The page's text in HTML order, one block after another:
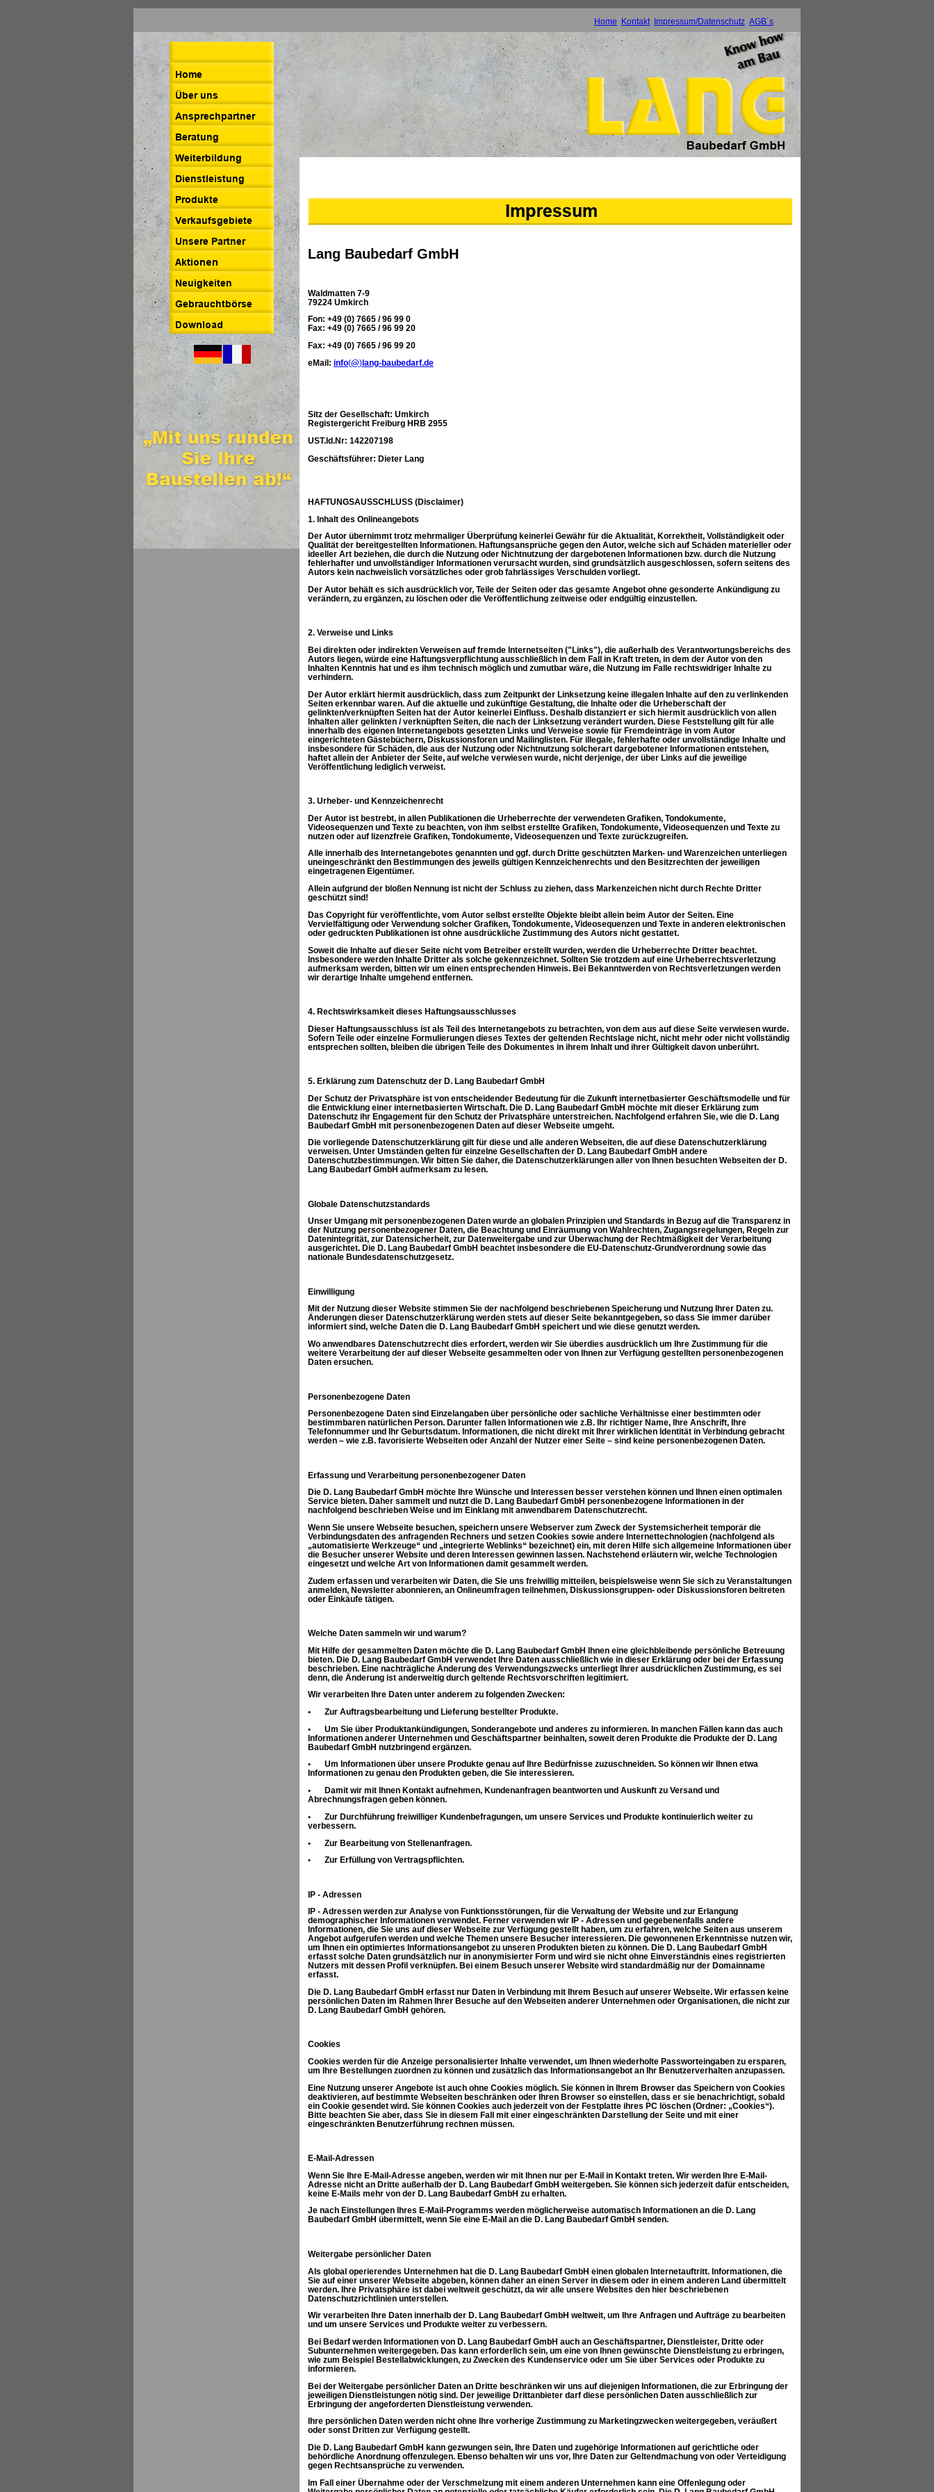
Home Kontakt Impressum/Datenschutz AGB´s
Lang Baubedarf GmbH
Waldmatten 7-9
79224 Umkirch
Fon: +49 (0) 7665 / 96 99 0
Fax: +49 (0) 7665 / 96 99 20
Fax: +49 (0) 7665 / 96 99 20
eMail: info(@)lang-baubedarf.de
Sitz der Gesellschaft: Umkirch
Registergericht Freiburg HRB 2955
UST.Id.Nr: 142207198
Geschäftsführer: Dieter Lang
HAFTUNGSAUSSCHLUSS (Disclaimer)
1. Inhalt des Onlineangebots
Der Autor übernimmt trotz mehrmaliger Überprüfung keinerlei Gewähr für die Aktualität, Korrektheit, Vollständigkeit oder
Qualität der bereitgestellten Informationen. Haftungsansprüche gegen den Autor, welche sich auf Schäden materieller oder
ideeller Art beziehen, die durch die Nutzung oder Nichtnutzung der dargebotenen Informationen bzw. durch die Nutzung
fehlerhafter und unvollständiger Informationen verursacht wurden, sind grundsätzlich ausgeschlossen, sofern seitens des
Autors kein nachweislich vorsätzliches oder grob fahrlässiges Verschulden vorliegt.
Der Autor behält es sich ausdrücklich vor, Teile der Seiten oder das gesamte Angebot ohne gesonderte Ankündigung zu
verändern, zu ergänzen, zu löschen oder die Veröffentlichung zeitweise oder endgültig einzustellen.
2. Verweise und Links
Bei direkten oder indirekten Verweisen auf fremde Internetseiten ("Links"), die außerhalb des Verantwortungsbereichs des
Autors liegen, würde eine Haftungsverpflichtung ausschließlich in dem Fall in Kraft treten, in dem der Autor von den
Inhalten Kenntnis hat und es ihm technisch möglich und zumutbar wäre, die Nutzung im Falle rechtswidriger Inhalte zu
verhindern.
Der Autor erklärt hiermit ausdrücklich, dass zum Zeitpunkt der Linksetzung keine illegalen Inhalte auf den zu verlinkenden
Seiten erkennbar waren. Auf die aktuelle und zukünftige Gestaltung, die Inhalte oder die Urheberschaft der
gelinkten/verknüpften Seiten hat der Autor keinerlei Einfluss. Deshalb distanziert er sich hiermit ausdrücklich von allen
Inhalten aller gelinkten / verknüpften Seiten, die nach der Linksetzung verändert wurden. Diese Feststellung gilt für alle
innerhalb des eigenen Internetangebots gesetzten Links und Verweise sowie für Fremdeinträge in vom Autor
eingerichteten Gästebüchern, Diskussionsforen und Mailinglisten. Für illegale, fehlerhafte oder unvollständige Inhalte und
insbesondere für Schäden, die aus der Nutzung oder Nichtnutzung solcherart dargebotener Informationen entstehen,
haftet allein der Anbieter der Seite, auf welche verwiesen wurde, nicht derjenige, der über Links auf die jeweilige
Veröffentlichung lediglich verweist.
3. Urheber- und Kennzeichenrecht
Der Autor ist bestrebt, in allen Publikationen die Urheberrechte der verwendeten Grafiken, Tondokumente,
Videosequenzen und Texte zu beachten, von ihm selbst erstellte Grafiken, Tondokumente, Videosequenzen und Texte zu
nutzen oder auf lizenzfreie Grafiken, Tondokumente, Videosequenzen und Texte zurückzugreifen.
Alle innerhalb des Internetangebotes genannten und ggf. durch Dritte geschützten Marken- und Warenzeichen unterliegen
uneingeschränkt den Bestimmungen des jeweils gültigen Kennzeichenrechts und den Besitzrechten der jeweiligen
eingetragenen Eigentümer.
Allein aufgrund der bloßen Nennung ist nicht der Schluss zu ziehen, dass Markenzeichen nicht durch Rechte Dritter
geschützt sind!
Das Copyright für veröffentlichte, vom Autor selbst erstellte Objekte bleibt allein beim Autor der Seiten. Eine
Vervielfältigung oder Verwendung solcher Grafiken, Tondokumente, Videosequenzen und Texte in anderen elektronischen
oder gedruckten Publikationen ist ohne ausdrückliche Zustimmung des Autors nicht gestattet.
Soweit die Inhalte auf dieser Seite nicht vom Betreiber erstellt wurden, werden die Urheberrechte Dritter beachtet.
Insbesondere werden Inhalte Dritter als solche gekennzeichnet. Sollten Sie trotzdem auf eine Urheberrechtsverletzung
aufmerksam werden, bitten wir um einen entsprechenden Hinweis. Bei Bekanntwerden von Rechtsverletzungen werden
wir derartige Inhalte umgehend entfernen.
4. Rechtswirksamkeit dieses Haftungsausschlusses
Dieser Haftungsausschluss ist als Teil des Internetangebots zu betrachten, von dem aus auf diese Seite verwiesen wurde.
Sofern Teile oder einzelne Formulierungen dieses Textes der geltenden Rechtslage nicht, nicht mehr oder nicht vollständig
entsprechen sollten, bleiben die übrigen Teile des Dokumentes in ihrem Inhalt und ihrer Gültigkeit davon unberührt.
5. Erklärung zum Datenschutz der D. Lang Baubedarf GmbH
Der Schutz der Privatsphäre ist von entscheidender Bedeutung für die Zukunft internetbasierter Geschäftsmodelle und für
die Entwicklung einer internetbasierten Wirtschaft. Die D. Lang Baubedarf GmbH möchte mit dieser Erklärung zum
Datenschutz ihr Engagement für den Schutz der Privatsphäre unterstreichen. Nachfolgend erfahren Sie, wie die D. Lang
Baubedarf GmbH mit personenbezogenen Daten auf dieser Webseite umgeht.
Die vorliegende Datenschutzerklärung gilt für diese und alle anderen Webseiten, die auf diese Datenschutzerklärung
verweisen. Unter Umständen gelten für einzelne Gesellschaften der D. Lang Baubedarf GmbH andere
Datenschutzbestimmungen. Wir bitten Sie daher, die Datenschutzerklärungen aller von Ihnen besuchten Webseiten der D.
Lang Baubedarf GmbH aufmerksam zu lesen.
Globale Datenschutzstandards
Unser Umgang mit personenbezogenen Daten wurde an globalen Prinzipien und Standards in Bezug auf die Transparenz in
der Nutzung personenbezogener Daten, die Beachtung und Einräumung von Wahlrechten, Zugangsregelungen, Regeln zur
Datenintegrität, zur Datensicherheit, zur Datenweitergabe und zur Überwachung der Rechtmäßigkeit der Verarbeitung
ausgerichtet. Die D. Lang Baubedarf GmbH beachtet insbesondere die EU-Datenschutz-Grundverordnung sowie das
nationale Bundesdatenschutzgesetz.
Einwilligung
Mit der Nutzung dieser Website stimmen Sie der nachfolgend beschriebenen Speicherung und Nutzung Ihrer Daten zu.
Änderungen dieser Datenschutzerklärung werden stets auf dieser Seite bekanntgegeben, so dass Sie immer darüber
informiert sind, welche Daten die D. Lang Baubedarf GmbH speichert und wie diese genutzt werden.
Wo anwendbares Datenschutzrecht dies erfordert, werden wir Sie überdies ausdrücklich um Ihre Zustimmung für die
weitere Verarbeitung der auf dieser Webseite gesammelten oder von Ihnen zur Verfügung gestellten personenbezogenen
Daten ersuchen.
Personenbezogene Daten
Personenbezogene Daten sind Einzelangaben über persönliche oder sachliche Verhältnisse einer bestimmten oder
bestimmbaren natürlichen Person. Darunter fallen Informationen wie z.B. Ihr richtiger Name, Ihre Anschrift, Ihre
Telefonnummer und Ihr Geburtsdatum. Informationen, die nicht direkt mit Ihrer wirklichen Identität in Verbindung gebracht
werden – wie z.B. favorisierte Webseiten oder Anzahl der Nutzer einer Seite – sind keine personenbezogenen Daten.
Erfassung und Verarbeitung personenbezogener Daten
Die D. Lang Baubedarf GmbH möchte Ihre Wünsche und Interessen besser verstehen können und Ihnen einen optimalen
Service bieten. Daher sammelt und nutzt die D. Lang Baubedarf GmbH personenbezogene Informationen in der
nachfolgend beschrieben Weise und im Einklang mit anwendbarem Datenschutzrecht.
Wenn Sie unsere Webseite besuchen, speichern unsere Webserver zum Zweck der Systemsicherheit temporär die
Verbindungsdaten des anfragenden Rechners und setzen Cookies sowie andere Internettechnologien (nachfolgend als
„automatisierte Werkzeuge“ und „integrierte Weblinks“ bezeichnet) ein, mit deren Hilfe sich allgemeine Informationen über
die Besucher unserer Website und deren Interessen gewinnen lassen. Nachstehend erläutern wir, welche Technologien
eingesetzt und welche Art von Informationen damit gesammelt werden.
Zudem erfassen und verarbeiten wir Daten, die Sie uns freiwillig mitteilen, beispielsweise wenn Sie sich zu Veranstaltungen
anmelden, Newsletter abonnieren, an Onlineumfragen teilnehmen, Diskussionsgruppen- oder Diskussionsforen beitreten
oder Einkäufe tätigen.
Welche Daten sammeln wir und warum?
Mit Hilfe der gesammelten Daten möchte die D. Lang Baubedarf GmbH Ihnen eine gleichbleibende persönliche Betreuung
bieten. Die D. Lang Baubedarf GmbH verwendet Ihre Daten ausschließlich wie in dieser Erklärung oder bei der Erfassung
beschrieben. Eine nachträgliche Änderung des Verwendungszwecks unterliegt Ihrer ausdrücklichen Zustimmung, es sei
denn, die Änderung ist anderweitig durch geltende Rechtsvorschriften legitimiert.
Wir verarbeiten Ihre Daten unter anderem zu folgenden Zwecken:
•
Zur Auftragsbearbeitung und Lieferung bestellter Produkte.
•
Um Sie über Produktankündigungen, Sonderangebote und anderes zu informieren. In manchen Fällen kann das auch
Informationen anderer Unternehmen und Geschäftspartner beinhalten, soweit deren Produkte die Produkte der D. Lang
Baubedarf GmbH nutzbringend ergänzen.
•
Um Informationen über unsere Produkte genau auf Ihre Bedürfnisse zuzuschneiden. So können wir Ihnen etwa
Informationen zu genau den Produkten geben, die Sie interessieren.
•
Damit wir mit Ihnen Kontakt aufnehmen, Kundenanfragen beantworten und Auskunft zu Versand und
Abrechnungsfragen geben können.
•
Zur Durchführung freiwilliger Kundenbefragungen, um unsere Services und Produkte kontinuierlich weiter zu
verbessern.
•
Zur Bearbeitung von Stellenanfragen.
•
Zur Erfüllung von Vertragspflichten.
IP - Adressen
IP - Adressen werden zur Analyse von Funktionsstörungen, für die Verwaltung der Website und zur Erlangung
demographischer Informationen verwendet. Ferner verwenden wir IP - Adressen und gegebenenfalls andere
Informationen, die Sie uns auf dieser Webseite zur Verfügung gestellt haben, um zu erfahren, welche Seiten aus unserem
Angebot aufgerufen werden und welche Themen unsere Besucher interessieren. Die gewonnenen Erkenntnisse nutzen wir,
um Ihnen ein optimiertes Informationsangebot zu unseren Produkten bieten zu können. Die D. Lang Baubedarf GmbH
erfasst solche Daten grundsätzlich nur in anonymisierter Form und wird sie nicht ohne Einverständnis eines registrierten
Nutzers mit dessen Profil verknüpfen. Bei einem Besuch unserer Website wird standardmäßig nur der Domainname
erfasst.
Die D. Lang Baubedarf GmbH erfasst nur Daten in Verbindung mit Ihrem Besuch auf unserer Webseite. Wir erfassen keine
persönlichen Daten im Rahmen Ihrer Besuche auf den Webseiten anderer Unternehmen oder Organisationen, die nicht zur
D. Lang Baubedarf GmbH gehören.
Cookies
Cookies werden für die Anzeige personalisierter Inhalte verwendet, um Ihnen wiederholte Passworteingaben zu ersparen,
um Ihre Bestellungen zuordnen zu können und zusätzlich das Informationsangebot an Ihr Benutzerverhalten anzupassen.
Eine Nutzung unserer Angebote ist auch ohne Cookies möglich. Sie können in Ihrem Browser das Speichern von Cookies
deaktivieren, auf bestimmte Webseiten beschränken oder Ihren Browser so einstellen, dass er sie benachrichtigt, sobald
ein Cookie gesendet wird. Sie können Cookies auch jederzeit von der Festplatte ihres PC löschen (Ordner: „Cookies“).
Bitte beachten Sie aber, dass Sie in diesem Fall mit einer eingeschränkten Darstellung der Seite und mit einer
eingeschränkten Benutzerführung rechnen müssen.
E-Mail-Adressen
Wenn Sie Ihre E-Mail-Adresse angeben, werden wir mit Ihnen nur per E-Mail in Kontakt treten. Wir werden Ihre E-Mail-
Adresse nicht an Dritte außerhalb der D. Lang Baubedarf GmbH weitergeben. Sie können sich jederzeit dafür entscheiden,
keine E-Mails mehr von der D. Lang Baubedarf GmbH zu erhalten.
Je nach Einstellungen Ihres E-Mail-Programms werden möglicherweise automatisch Informationen an die D. Lang
Baubedarf GmbH übermittelt, wenn Sie eine E-Mail an die D. Lang Baubedarf GmbH senden.
Weitergabe persönlicher Daten
Als global operierendes Unternehmen hat die D. Lang Baubedarf GmbH einen globalen Internetauftritt. Informationen, die
Sie auf einer unserer Webseite abgeben, können daher an einen Server in diesem oder in einem anderen Land übermittelt
werden. Ihre Privatsphäre ist dabei weltweit geschützt, da wir alle unsere Websites den hier beschriebenen
Datenschutzrichtlinien unterstellen.
Wir verarbeiten Ihre Daten innerhalb der D. Lang Baubedarf GmbH weltweit, um Ihre Anfragen und Aufträge zu bearbeiten
und um unsere Services und Produkte weiter zu verbessern.
Bei Bedarf werden Informationen von D. Lang Baubedarf GmbH auch an Geschäftspartner, Dienstleister, Dritte oder
Subunternehmen weitergegeben. Das kann erforderlich sein, um eine von Ihnen gewünschte Dienstleistung zu erbringen,
wie zum Beispiel Bestellabwicklungen, zu Zwecken des Kundenservice oder um Sie über Services oder Produkte zu
informieren.
Bei der Weitergabe persönlicher Daten an Dritte beschränken wir uns auf diejenigen Informationen, die zur Erbringung der
jeweiligen Dienstleistungen nötig sind. Der jeweilige Drittanbieter darf diese persönlichen Daten ausschließlich zur
Erbringung der angeforderten Dienstleistung verwenden.
Ihre persönlichen Daten werden nicht ohne Ihre vorherige Zustimmung zu Marketingzwecken weitergegeben, veräußert
oder sonst Dritten zur Verfügung gestellt.
Die D. Lang Baubedarf GmbH kann gezwungen sein, Ihre Daten und zugehörige Informationen auf gerichtliche oder
behördliche Anordnung offenzulegen. Ebenso behalten wir uns vor, Ihre Daten zur Geltendmachung von oder Verteidigung
gegen Rechtsansprüche zu verwenden.
Im Fall einer Übernahme oder der Verschmelzung mit einem anderen Unternehmen kann eine Offenlegung oder